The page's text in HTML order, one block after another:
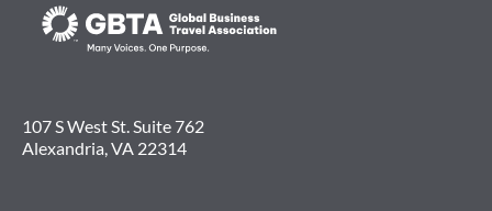
107 S West St. Suite 762
Alexandria, VA 22314